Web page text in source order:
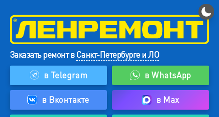
Заказать ремонт вСанкт-Петербурге и ЛО
в Telegram
в WhatsApp
в Вконтакте в Max